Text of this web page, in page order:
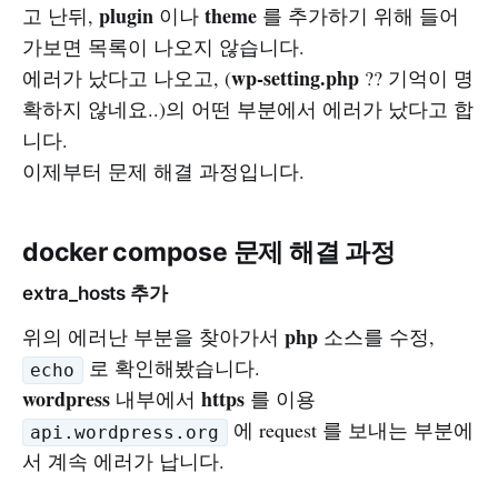
고 난뒤, plugin 이나 theme 를 추가하기 위해 들어
가보면 목록이 나오지 않습니다.
에러가 났다고 나오고, (wp-setting.php ?? 기억이 명
확하지 않네요..)의 어떤 부분에서 에러가 났다고 합
니다.
이제부터 문제 해결 과정입니다.
docker compose 문제 해결 과정
extra_hosts 추가
위의 에러난 부분을 찾아가서 php 소스를 수정,
echo 로 확인해봤습니다.
wordpress 내부에서 https 를 이용
api.wordpress.org
에 request 를 보내는 부분에
서 계속 에러가 납니다.